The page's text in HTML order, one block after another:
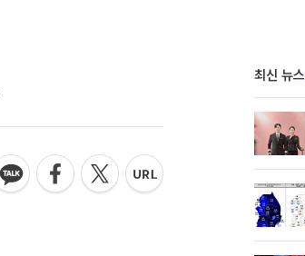
최신 뉴스